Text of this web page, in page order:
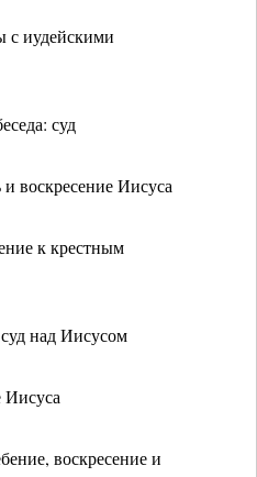
иудейскими
суд
воскресение Иисуса
к крестным
над Иисусом
воскресение и